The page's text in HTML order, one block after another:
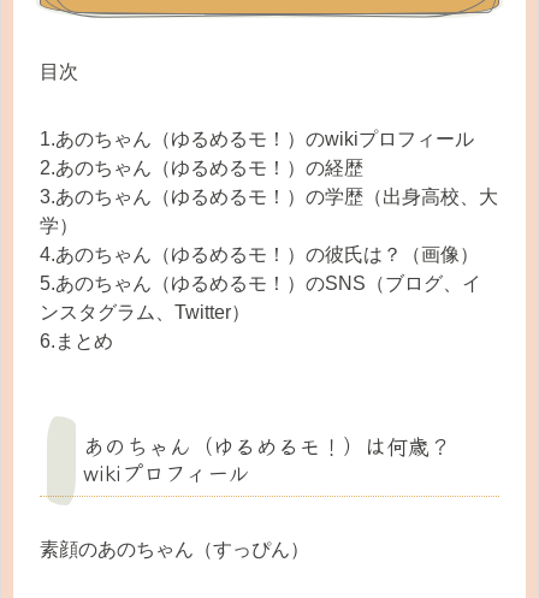
目次
1.あのちゃん（ゆるめるモ！）のwikiプロフィール
2.あのちゃん（ゆるめるモ！）の経歴
3.あのちゃん（ゆるめるモ！）の学歴（出身高校、大
学）
4.あのちゃん（ゆるめるモ！）の彼氏は？（画像）
5.あのちゃん（ゆるめるモ！）のSNS（ブログ、イ
ンスタグラム、Twitter）
6.まとめ
あのちゃん（ゆるめるモ！）は何歳？
wikiプロフィール
素顔のあのちゃん（すっぴん）